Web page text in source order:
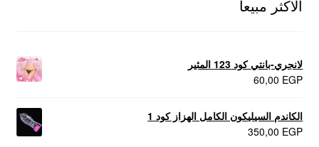
الاكثر مبيعا
لانجري-بانتي كود 123 المثير
60,00 EGP
الكاندم السيليكون الكامل الهزاز كود 1
350,00 EGP